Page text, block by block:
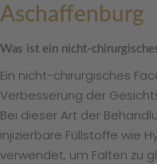
Aschaffenburg
Was ist ein nicht-
Ein nicht-chirurgisches
Verbesserung der
Bei dieser Art der
injizierbare Füllstoffe wie
verwendet, um Falten zu